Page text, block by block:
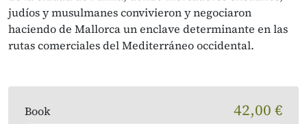
judíos y musulmanes convivieron y negociaron
haciendo de Mallorca un enclave determinante en las
rutas comerciales del Mediterráneo occidental.
Book 42,00 €